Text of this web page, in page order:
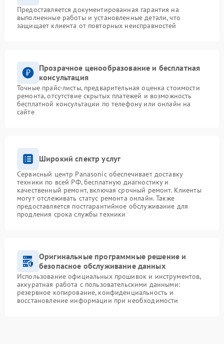
Предоставляется документированная гарантия на
выполненные работы и установленные детали, что
защищает клиента от повторных неисправностей
Прозрачное ценообразование и бесплатная
консультация
Точные прайс-листы, предварительная оценка стоимости
ремонта, отсутствие скрытых платежей и возможность
бесплатной консультации по телефону или онлайн на
сайте
Широкий спектр услуг
Сервисный центр Panasonic обеспечивает доставку
техники по всей РФ, бесплатную диагностику и
качественный ремонт, включая срочный ремонт. Клиенты
могут отслеживать статус ремонта онлайн. Также
предоставляется постгарантийное обслуживание для
продления срока службы техники
Оригинальные программные решение и
безопасное обслуживание данных
Использование официальных прошивок и инструментов,
аккуратная работа с пользовательскими данными:
резервное копирование, конфиденциальность и
восстановление информации при необходимости